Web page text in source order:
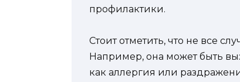
профилактики.
Стоит отметить, что не все
Например, она может быть
как аллергия или